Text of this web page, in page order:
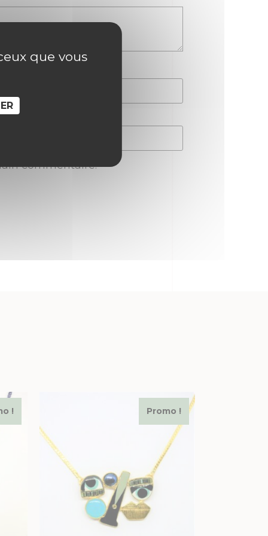
commentaire.
! Promo !
que vous